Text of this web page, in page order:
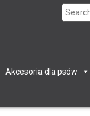
Search
Akcesoria dla psów